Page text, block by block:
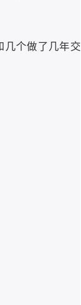
几个做了几年交